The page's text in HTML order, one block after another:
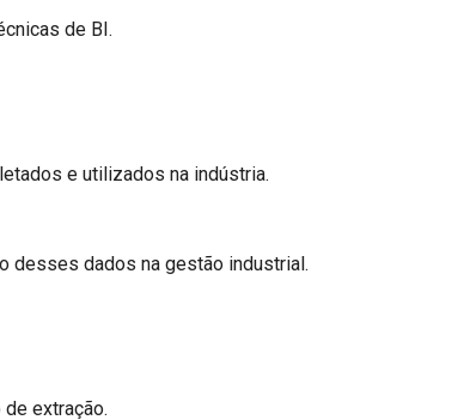
de BI.
e utilizados na indústria.
desses dados na gestão industrial.
extração.